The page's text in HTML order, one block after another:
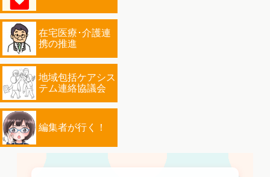
在宅医療･介護連
携の推進
地域包括ケアシス
テム連絡協議会
編集者が行く！